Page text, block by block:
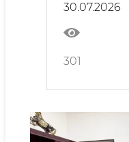
qilish jadvali
30.07.2026
301